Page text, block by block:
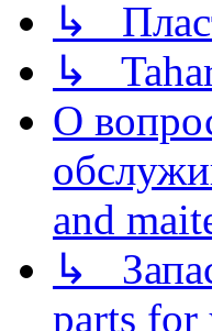
↳
↳
О
and
↳
parts for